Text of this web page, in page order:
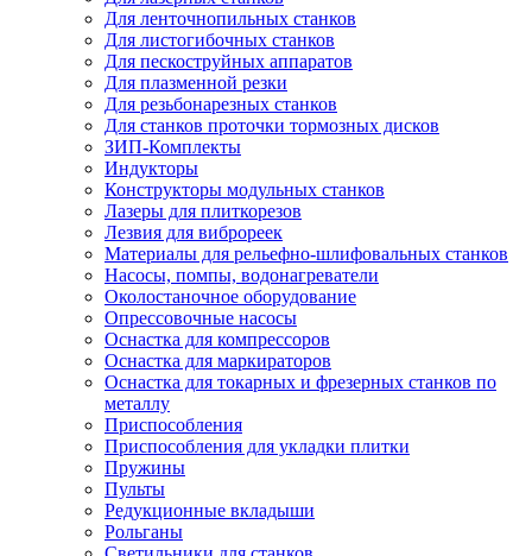
Для ленточнопильных станков
Для листогибочных станков
Для пескоструйных аппаратов
Для плазменной резки
Для резьбонарезных станков
Для станков проточки тормозных дисков
ЗИП-Комплекты
Индукторы
Конструкторы модульных станков
Лазеры для плиткорезов
Лезвия для виброреек
Материалы для рельефно-шлифовальных станков
Насосы, помпы, водонагреватели
Околостаночное оборудование
Опрессовочные насосы
Оснастка для компрессоров
Оснастка для маркираторов
Оснастка для токарных и фрезерных станков по
металлу
Приспособления
Приспособления для укладки плитки
Пружины
Пульты
Редукционные вкладыши
Рольганы